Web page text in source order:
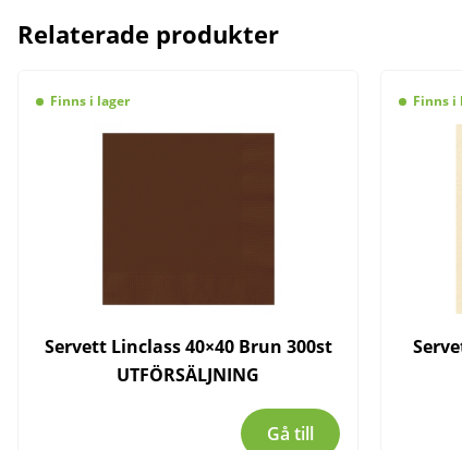
Relaterade produkter
Finns i lager
Servett Linclass 40×40 Brun 300st
UTFÖRSÄLJNING
Gå till
Finns i